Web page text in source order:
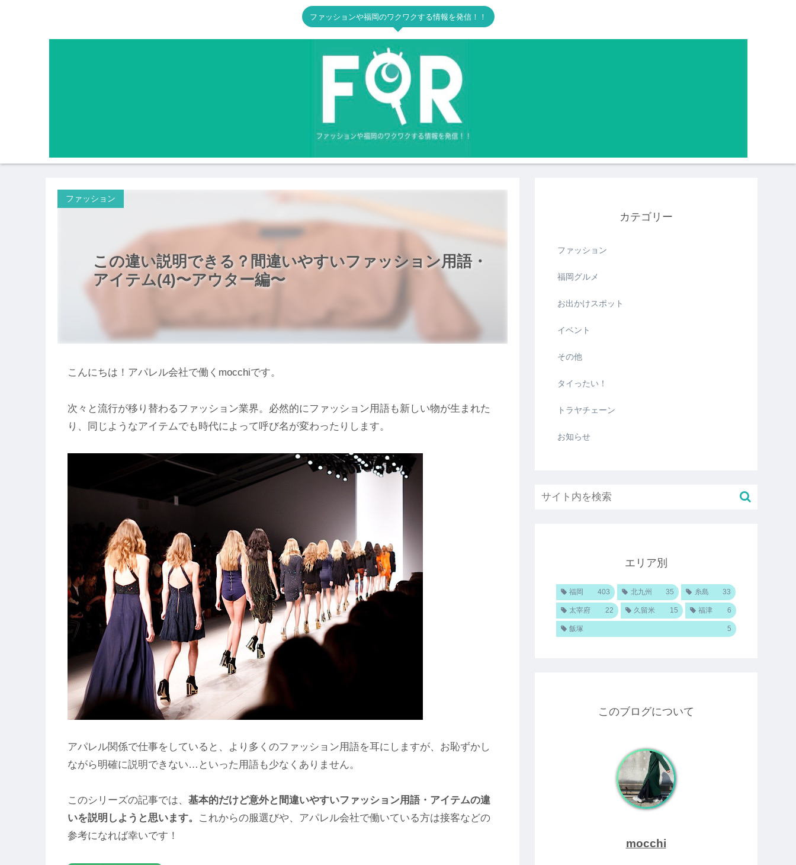
ファッションや福岡のワクワクする情報を発信！！
この違い説明できる？間違いやすいファッション用語・
アイテム(4)〜アウター編〜
ファッション
こんにちは！アパレル会社で働くmocchiです。
次々と流行が移り替わるファッション業界。必然的にファッション用語も新しい物が生まれた
り、同じようなアイテムでも時代によって呼び名が変わったりします。
アパレル関係で仕事をしていると、より多くのファッション用語を耳にしますが、お恥ずかし
ながら明確に説明できない…といった用語も少なくありません。
このシリーズの記事では、 基本的だけど意外と間違いやすいファッション用語・アイテムの違
いを説明しようと思います。
これからの服選びや、アパレル会社で働いている方は接客などの
参考になれば幸いです！
カテゴリー
ファッション
福岡グルメ
お出かけスポット
イベント
その他
タイったい！
トラヤチェーン
お知らせ
エリア別
福岡 403 北九州 35 糸島 33
太宰府 22 久留米 15 福津 6
飯塚 5
このブログについて
mocchi